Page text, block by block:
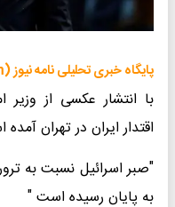
پایگاه خبری تحلیلی نامه نیوز (namehnews.com) :
با انتشار عکسی از وزیر
اقتدار ایران در تهران
"صبر اسرائیل نسبت به
به پایان رسیده است "